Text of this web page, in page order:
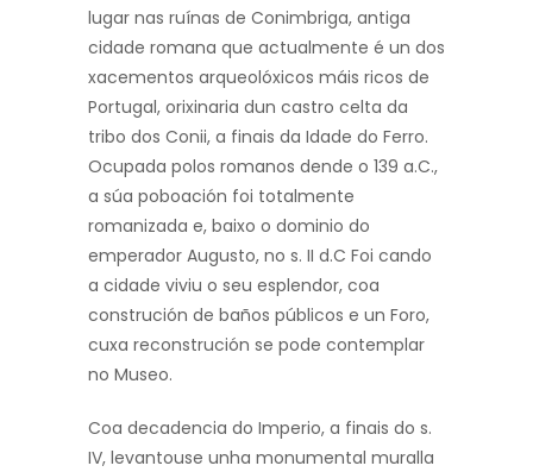
lugar nas ruínas de Conimbriga, antiga
cidade romana que actualmente é un dos
xacementos arqueolóxicos máis ricos de
Portugal, orixinaria dun castro celta da
tribo dos Conii, a finais da Idade do Ferro.
Ocupada polos romanos dende o 139 a.C.,
a súa poboación foi totalmente
romanizada e, baixo o dominio do
emperador Augusto, no s. II d.C Foi cando
a cidade viviu o seu esplendor, coa
construción de baños públicos e un Foro,
cuxa reconstrución se pode contemplar
no Museo.
Coa decadencia do Imperio, a finais do s.
IV, levantouse unha monumental muralla